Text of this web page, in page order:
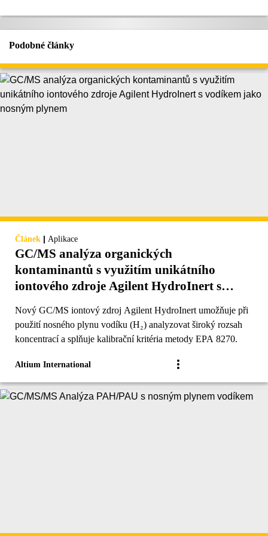
Podobné články
Článek | Aplikace
GC/MS analýza organických
kontaminantů s využitím unikátního
iontového zdroje Agilent HydroInert s
Nový GC/MS iontový zdroj Agilent HydroInert umožňuje při
použití nosného plynu vodíku (H₂) analyzovat široký rozsah
koncentrací a splňuje kalibrační kritéria metody EPA 8270.
Altium International